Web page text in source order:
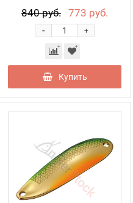
840 руб. 773 руб.
+
-
Купить